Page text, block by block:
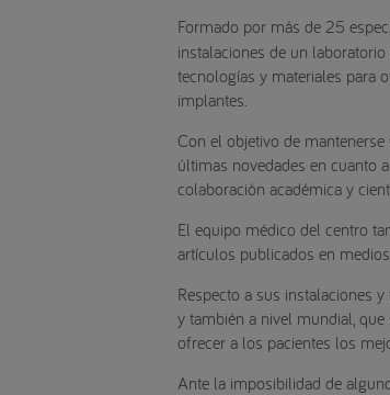
Formado por más de 25
instalaciones de un
tecnologías y materiales para
implantes.
Con el objetivo de
últimas novedades en cuanto
colaboración académica y
El equipo médico del centro
artículos publicados en
Respecto a sus instalaciones
y también a nivel mundial,
ofrecer a los pacientes los
Ante la imposibilidad de